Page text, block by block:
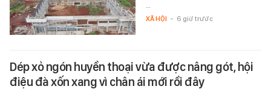
…
XÃ HỘI - 6 giờ trước
Dép xỏ ngón huyền thoại vừa được nâng gót, hội
điệu đà xốn xang vì chân ái mới rồi đây